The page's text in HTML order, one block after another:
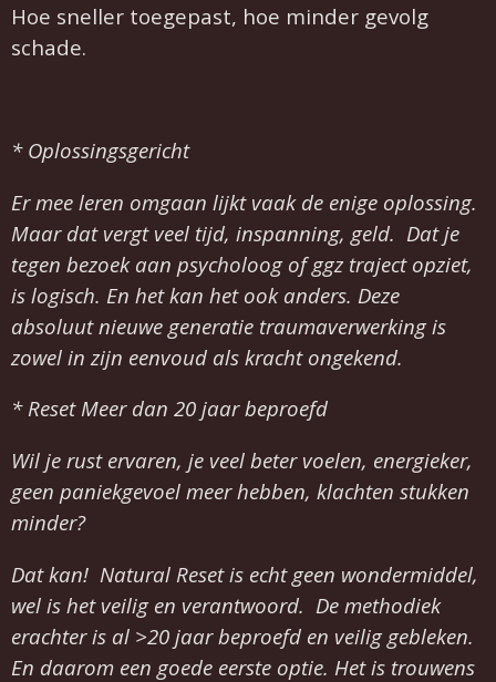
Hoe sneller toegepast, hoe minder gevolg
schade.
* Oplossingsgericht
Er mee leren omgaan lijkt vaak de enige oplossing.
Maar dat vergt veel tijd, inspanning, geld. Dat je
tegen bezoek aan psycholoog of ggz traject opziet,
is logisch. En het kan het ook anders. Deze
absoluut nieuwe generatie traumaverwerking is
zowel in zijn eenvoud als kracht ongekend.
* Reset Meer dan 20 jaar beproefd
Wil je rust ervaren, je veel beter voelen, energieker,
geen paniekgevoel meer hebben, klachten stukken
minder?
Dat kan! Natural Reset is echt geen wondermiddel,
wel is het veilig en verantwoord. De methodiek
erachter is al >20 jaar beproefd en veilig gebleken.
En daarom een goede eerste optie. Het is trouwens